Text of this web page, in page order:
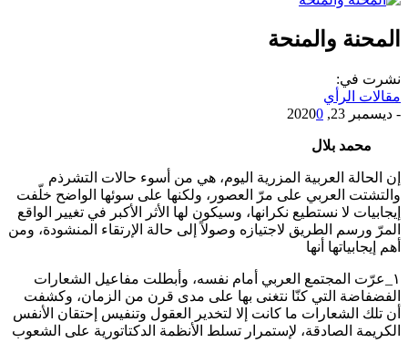
المحنة والمنحة
نشرت في:
مقالات الرأي
- ديسمبر 23, 2020 0
محمد بلال
إن الحالة العربية المزرية اليوم، هي من أسوء حالات التشرذم
والتشتت العربي على مرّ العصور، ولكنها على سوئها الواضح خلّفت
إيجابيات لا نستطيع نكرانها، وسيكون لها الأثر الأكبر في تغيير الواقع
المرّ ورسم الطريق لاجتيازه وصولاً إلى حالة الإرتقاء المنشودة، ومن
أهم إيجابياتها أنها
١_عرّت المجتمع العربي أمام نفسه، وأبطلت مفاعيل الشعارات
الفضفاضة التي كنّا نتغنى بها على مدى قرن من الزمان، وكشفت
أن تلك الشعارات ما كانت إلا لتخدير العقول وتنفيس إحتقان الأنفس
الكريمة الصادقة، لإستمرار تسلط الأنظمة الدكتاتورية على الشعوب